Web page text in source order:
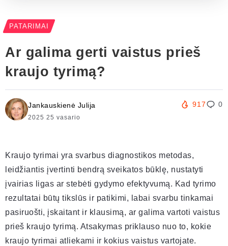
PATARIMAI
Ar galima gerti vaistus prieš
kraujo tyrimą?
Jankauskienė Julija
2025 25 vasario
917 0
Kraujo tyrimai yra svarbus diagnostikos metodas,
leidžiantis įvertinti bendrą sveikatos būklę, nustatyti
įvairias ligas ar stebėti gydymo efektyvumą. Kad tyrimo
rezultatai būtų tikslūs ir patikimi, labai svarbu tinkamai
pasiruošti, įskaitant ir klausimą, ar galima vartoti vaistus
prieš kraujo tyrimą. Atsakymas priklauso nuo to, kokie
kraujo tyrimai atliekami ir kokius vaistus vartojate.